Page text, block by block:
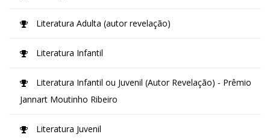
Literatura Adulta (autor revelação)
Literatura Infantil
Literatura Infantil ou Juvenil (Autor Revelação) - Prêmio
Jannart Moutinho Ribeiro
Literatura Juvenil